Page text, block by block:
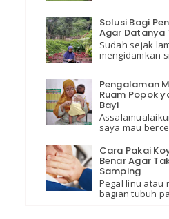
Solusi Bagi
Agar Datanya
Sudah sejak
mengidamkan
Pengalaman
Ruam Popok
Bayi
saya mau
Cara Pakai
Benar Agar
Samping
Pegal linu atau
bagian tubuh